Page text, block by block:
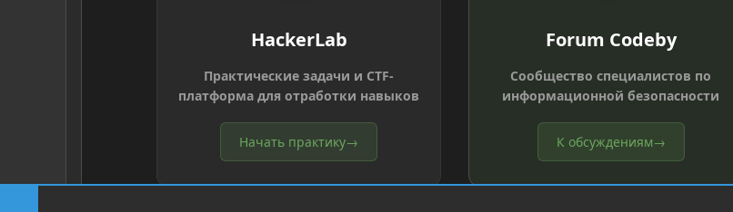
HackerLab
Практические задачи и CTF-
платформа для отработки навыков
Начать практику→
Forum Codeby
Сообщество специалистов по
информационной безопасности
К обсуждениям→